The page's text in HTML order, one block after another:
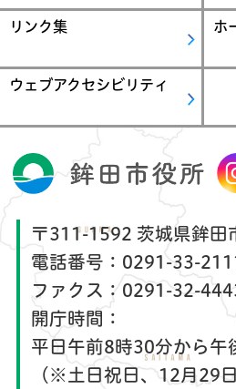
2025年12月1日
ほこたdeデジタルスタンプラ
鉾田市の観光パンフレットが
2021年8月30日
カツオノエボシ（クラゲ）に
2021年6月8日
鉾田のメロンをPRする「メデ
をおこないました
2021年5月24日
鉾田市特産品PR動画の撮影が
リンク集 ホ
ウェブアクセシビリティ
〒311-1592 茨城県鉾田
電話番号： 0291-33-
ファクス： 0291-32-
開庁時間：
平日午前8時30分から午
（※土日祝日、12月29